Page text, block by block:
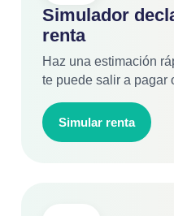
Simulador
renta
Haz una estimación
te puede salir a pagar
Simular renta